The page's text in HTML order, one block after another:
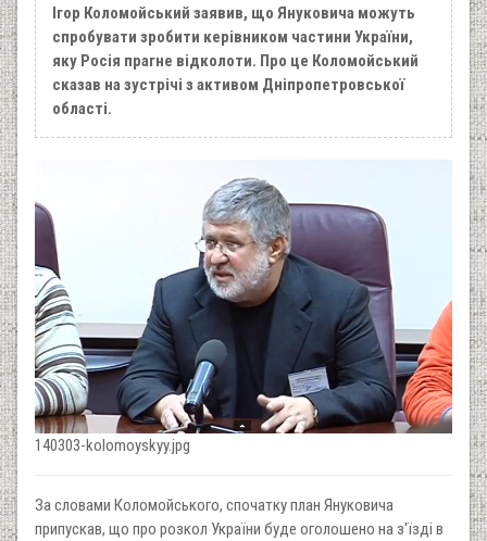
Ігор Коломойський заявив, що Януковича можуть
спробувати зробити керівником частини України,
яку Росія прагне відколоти. Про це Коломойський
сказав на зустрічі з активом Дніпропетровської
області.
140303-kolomoyskyy.jpg
За словами Коломойського, спочатку план Януковича
припускав, що про розкол України буде оголошено на з'їзді в